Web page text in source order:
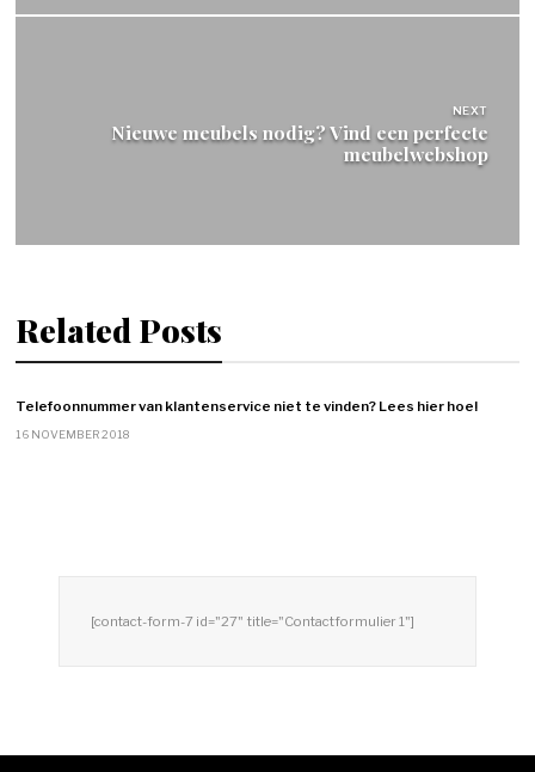
NEXT
Nieuwe meubels nodig? Vind een perfecte
meubelwebshop
Related Posts
Telefoonnummer van klantenservice niet te vinden? Lees hier hoe!
16 NOVEMBER 2018
[contact-form-7 id="27" title="Contactformulier 1"]